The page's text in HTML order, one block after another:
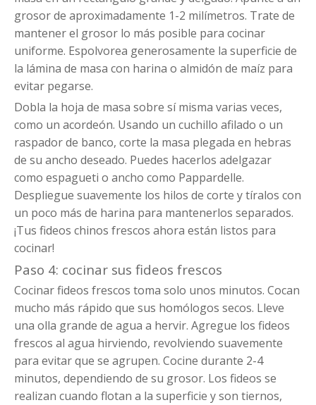
grosor de aproximadamente 1-2 milímetros. Trate de
mantener el grosor lo más posible para cocinar
uniforme. Espolvorea generosamente la superficie de
la lámina de masa con harina o almidón de maíz para
evitar pegarse.
Dobla la hoja de masa sobre sí misma varias veces,
como un acordeón. Usando un cuchillo afilado o un
raspador de banco, corte la masa plegada en hebras
de su ancho deseado. Puedes hacerlos adelgazar
como espagueti o ancho como Pappardelle.
Despliegue suavemente los hilos de corte y tíralos con
un poco más de harina para mantenerlos separados.
¡Tus fideos chinos frescos ahora están listos para
cocinar!
Paso 4: cocinar sus fideos frescos
Cocinar fideos frescos toma solo unos minutos. Cocan
mucho más rápido que sus homólogos secos. Lleve
una olla grande de agua a hervir. Agregue los fideos
frescos al agua hirviendo, revolviendo suavemente
para evitar que se agrupen. Cocine durante 2-4
minutos, dependiendo de su grosor. Los fideos se
realizan cuando flotan a la superficie y son tiernos,